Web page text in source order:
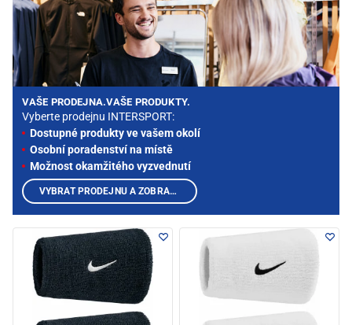
VAŠE PRODEJNA.VAŠE PRODUKTY.
Vyberte prodejnu INTERSPORT:
Dostupné produkty ve vašem okolí
Osobní poradenství na místě
Možnost okamžitého vyzvednutí
VYBRAT PRODEJNU A ZOBRAZIT PRODUKTY